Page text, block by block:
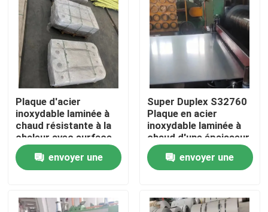
À la maison
Produits
Vidéos
Plaque d'acier
inoxydable laminée à
chaud résistante à la
chaleur avec surface
de décapage - grade
253MA / S30815
envoyer une
Super Duplex S32760
Plaque en acier
inoxydable laminée à
chaud d'une épaisseur
de 3,0 à 40,0 mm pour
les applications
chimiques
envoyer une